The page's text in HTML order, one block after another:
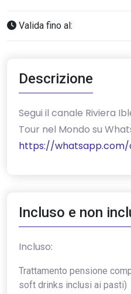
Valida fino al:
Descrizione
‎Segui il canale Riviera
Tour nel Mondo su
https://whatsapp.com/
Incluso e non
Incluso:
Trattamento pensione
soft drinks inclusi ai pasti)